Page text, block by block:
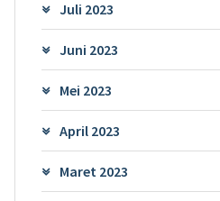
Juli 2023
Juni 2023
Mei 2023
April 2023
Maret 2023